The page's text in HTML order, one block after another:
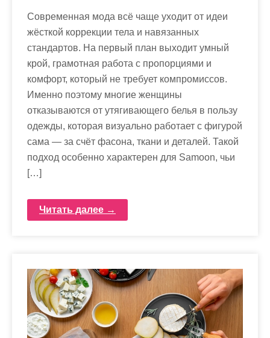
Современная мода всё чаще уходит от идеи
жёсткой коррекции тела и навязанных
стандартов. На первый план выходит умный
крой, грамотная работа с пропорциями и
комфорт, который не требует компромиссов.
Именно поэтому многие женщины
отказываются от утягивающего белья в пользу
одежды, которая визуально работает с фигурой
сама — за счёт фасона, ткани и деталей. Такой
подход особенно характерен для Samoon, чьи
[…]
Читать далее →